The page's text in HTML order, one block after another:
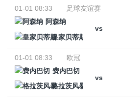
01-01 08:33
足球友谊赛
阿森纳
vs
皇家贝蒂斯
01-01 08:33
欧冠
费内巴切
vs
格拉茨风暴